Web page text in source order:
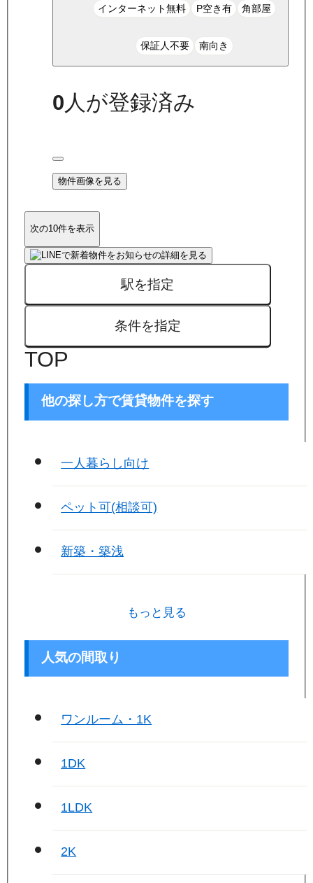
インターネット無料 P空き有 角部屋
保証人不要 南向き
0 人が登録済み
物件画像を見る
次の10件を表示
駅を指定
条件を指定
TOP
他の探し方で賃貸物件を探す
一人暮らし向け
ペット可(相談可)
新築・築浅
もっと見る
人気の間取り
ワンルーム・1K
1DK
1LDK
2K